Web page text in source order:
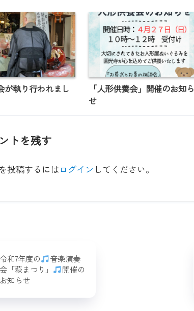
が執り行われまし
「人形供養会」開催のお知ら
せ
トを残す
投稿するにはログイン してください。
令和7年度の
音楽演奏
会「萩まつり」
開催の
お知らせ